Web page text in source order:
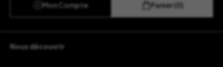
Mon Compte Panier (0)
Nous découvrir